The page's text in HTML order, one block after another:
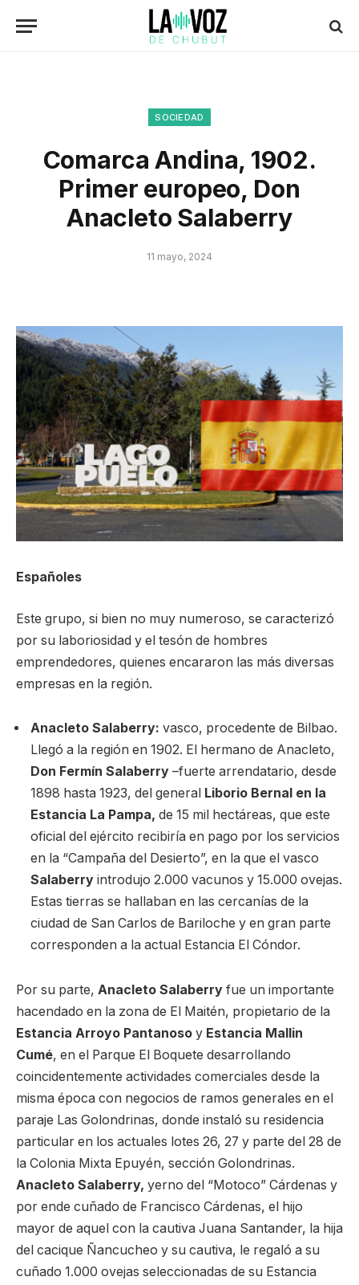
SOCIEDAD
Comarca Andina, 1902.
Primer europeo, Don
Anacleto Salaberry
11 mayo, 2024
Españoles
Este grupo, si bien no muy numeroso, se caracterizó
por su laboriosidad y el tesón de hombres
emprendedores, quienes encararon las más diversas
empresas en la región.
Anacleto Salaberry: vasco, procedente de Bilbao.
Llegó a la región en 1902. El hermano de Anacleto,
Don Fermín Salaberry –fuerte arrendatario, desde
1898 hasta 1923, del general
Liborio Bernal en la
Estancia La Pampa, de 15 mil hectáreas, que este
oficial del ejército recibiría en pago por los servicios
en la “Campaña del Desierto”, en la que el vasco
Salaberry introdujo 2.000 vacunos y 15.000 ovejas.
Estas tierras se hallaban en las cercanías de la
ciudad de San Carlos de Bariloche y en gran parte
corresponden a la actual Estancia El Cóndor.
Por su parte, Anacleto Salaberry fue un importante
hacendado en la zona de El Maitén, propietario de la
Estancia Arroyo Pantanoso y Estancia Mallin
Cumé, en el Parque El Boquete desarrollando
coincidentemente actividades comerciales desde la
misma época con negocios de ramos generales en el
paraje Las Golondrinas, donde instaló su residencia
particular en los actuales lotes 26, 27 y parte del 28 de
la Colonia Mixta Epuyén, sección Golondrinas.
Anacleto Salaberry, yerno del “Motoco” Cárdenas y
por ende cuñado de Francisco Cárdenas, el hijo
mayor de aquel con la cautiva Juana Santander, la hija
del cacique Ñancucheo y su cautiva, le regaló a su
cuñado 1.000 ovejas seleccionadas de su Estancia